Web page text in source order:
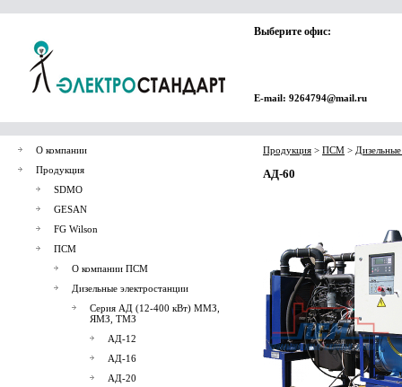
Выберите офис:
E-mail: 9264794@mail.ru
О компании
Продукция
SDMO
GESAN
FG Wilson
ПСМ
О компании ПСМ
Дизельные электростанции
Серия АД (12-400 кВт) ММЗ,
ЯМЗ, ТМЗ
АД-12
АД-16
АД-20
Продукция > ПСМ >
АД-60